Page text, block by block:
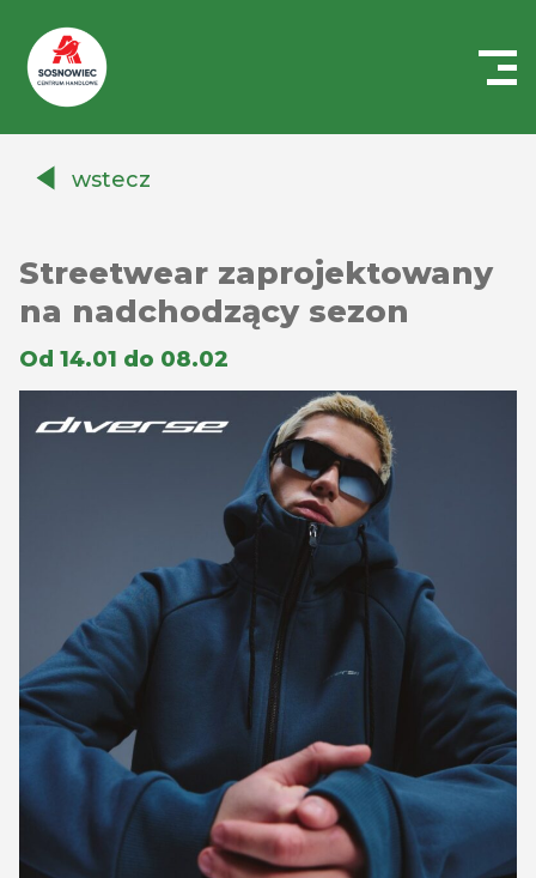
Auchanwstecz
Streetwear zaprojektowany
na nadchodzący sezon
Od 14.01 do 08.02